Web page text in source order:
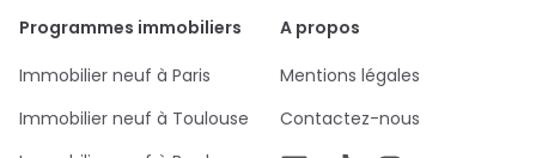
Programmes immobiliers
Immobilier neuf à Paris
Immobilier neuf à Toulouse
A propos
Mentions légales
Contactez-nous